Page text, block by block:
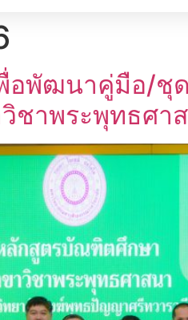
อพัฒนาคู่มือ/ชุ
ชาพระพุทธศา